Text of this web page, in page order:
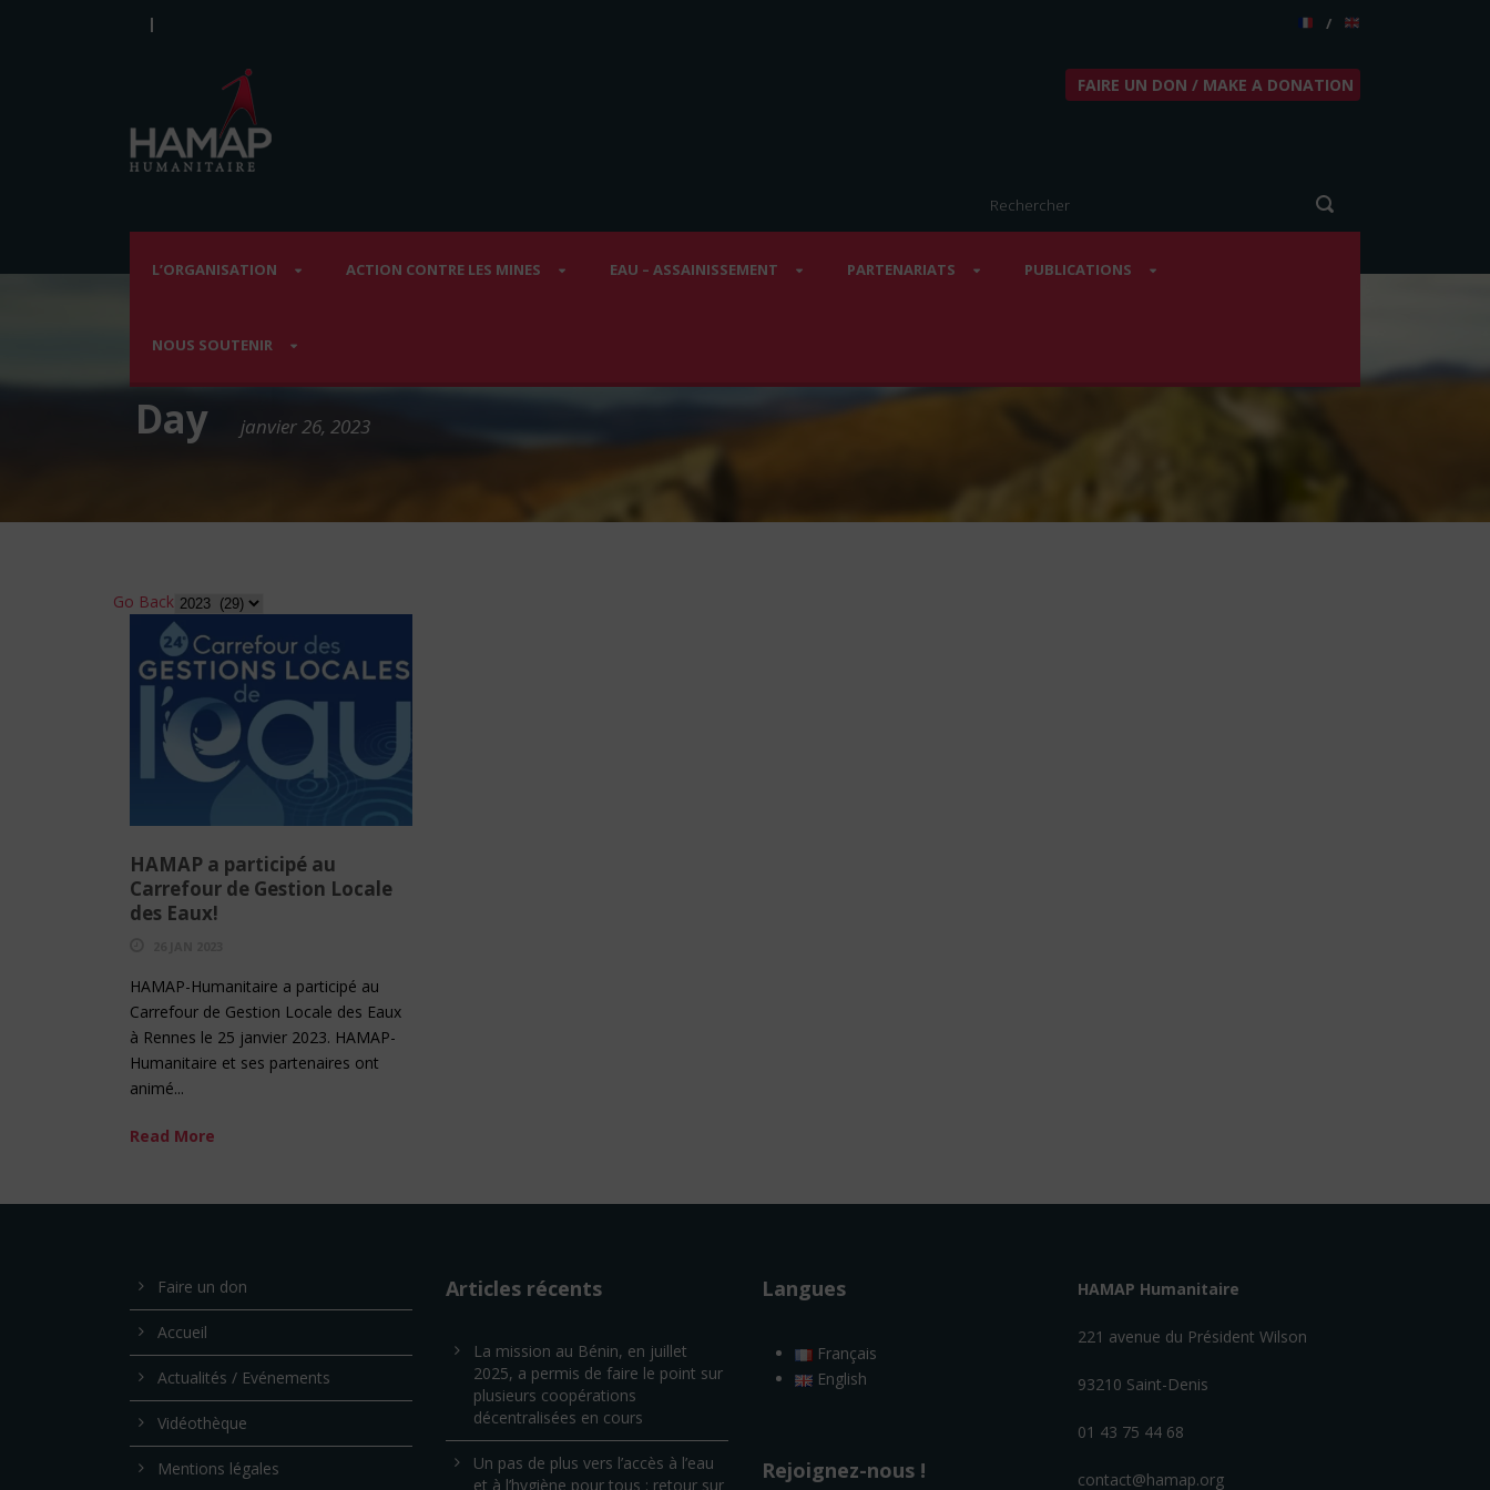
| /
FAIRE UN DON / MAKE A DONATION
L’ORGANISATION ACTION CONTRE LES MINES EAU – ASSAINISSEMENT PARTENARIATS PUBLICATIONS
NOUS SOUTENIR
Day janvier 26, 2023
Go Back
HAMAP a participé au
Carrefour de Gestion Locale
des Eaux!
HAMAP-Humanitaire a participé au
Carrefour de Gestion Locale des Eaux
à Rennes le 25 janvier 2023. HAMAP-
Humanitaire et ses partenaires ont
animé...
Read More
Faire un don
Accueil
Actualités / Evénements
Vidéothèque
Mentions légales
Articles récents
La mission au Bénin, en juillet
2025, a permis de faire le point sur
plusieurs coopérations
décentralisées en cours
Un pas de plus vers l’accès à l’eau
et à l’hygiène pour tous : retour sur
Langues
Français
English
Rejoignez-nous !
HAMAP Humanitaire
221 avenue du Président Wilson
93210 Saint-Denis
01 43 75 44 68
contact@hamap.org